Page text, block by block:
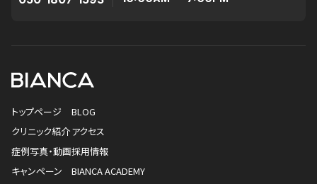
トップページ
クリニック紹介
症例写真・動画
キャンペーン
BLOG
アクセス
採用情報
BIANCA ACADEMY